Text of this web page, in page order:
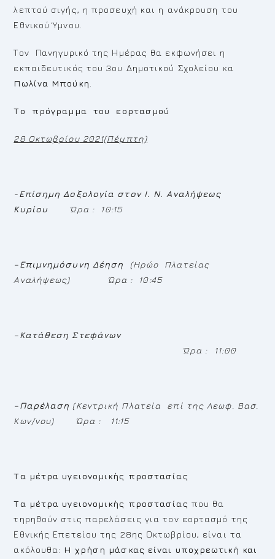
λεπτού σιγής, η προσευχή και η ανάκρουση του
Εθνικού Ύμνου.
Τον Πανηγυρικό της Ημέρας θα εκφωνήσει η
εκπαιδευτικός του 3ου Δημοτικού Σχολείου κα
Πωλίνα Μπούκη
Το πρόγραμμα του εορτασμού
28 Οκτωβρίου2021(Πέμπτη)
-Επίσημη Δοξολογία στον Ι. Ν. Αναλήψεως
Κυρίου Ώρα : 10:15
–Επιμνημόσυνη Δέηση (Ηρώο Πλατείας
Αναλήψεως) Ώρα : 10:45
–Κατάθεση Στεφάνων
Ώρα : 11:00
–Παρέλαση (Κεντρική Πλατεία επί της Λεωφ. Βασ.
Κων/νου) Ώρα : 11:15
Τα μέτρα υγειονομικής προστασίας
Τα μέτρα υγειονομικής προστασίας που θα
τηρηθούν στις παρελάσεις για τον εορτασμό της
Εθνικής Επετείου της 28ης Οκτωβρίου, είναι τα
ακόλουθα: Η χρήση μάσκας είναι υποχρεωτική και